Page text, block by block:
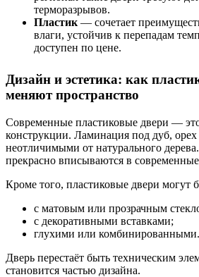
терморазрывов.
Пластик — сочетает
влаги, устойчив к перепадам
доступен по цене.
Дизайн и эстетика: как
меняют пространство
Современные пластиковые двери —
конструкции. Ламинация под дуб, орех
неотличимыми от натурального
прекрасно вписываются в
Кроме того, пластиковые двери могут
с матовым или прозрачным
с декоративными вставками;
глухими или комбинированными.
Дверь перестаёт быть техническим
становится частью дизайна.